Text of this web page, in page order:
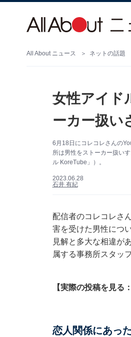
All About ニュース ネットの話題
女性アイド
ーカー扱い
6月18日にコレコレさんの
所は男性をストーカー扱い
ル KoreTube」）。
2023.06.28
石井 有紀
配信者のコレコレさ
害を受けた男性につ
見解と多大な相違が
属する事務所スタッ
【実際の投稿を見る
恋人関係にあっ